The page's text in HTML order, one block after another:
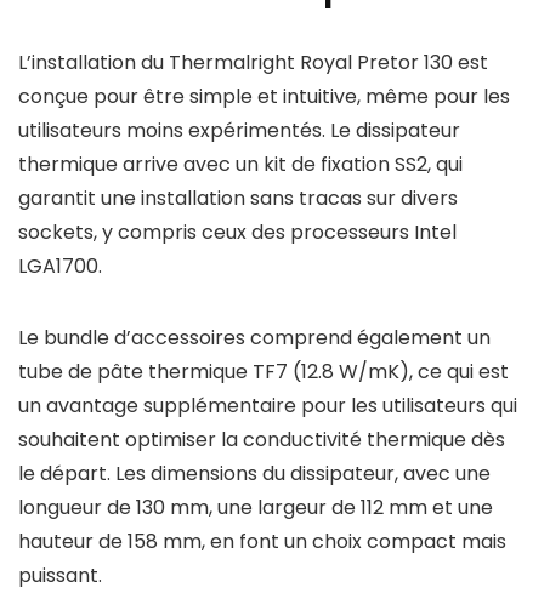
L’installation du Thermalright Royal Pretor 130 est
conçue pour être simple et intuitive, même pour les
utilisateurs moins expérimentés. Le dissipateur
thermique arrive avec un kit de fixation SS2, qui
garantit une installation sans tracas sur divers
sockets, y compris ceux des processeurs Intel
LGA1700.
Le bundle d’accessoires comprend également un
tube de pâte thermique TF7 (12.8 W/mK), ce qui est
un avantage supplémentaire pour les utilisateurs qui
souhaitent optimiser la conductivité thermique dès
le départ. Les dimensions du dissipateur, avec une
longueur de 130 mm, une largeur de 112 mm et une
hauteur de 158 mm, en font un choix compact mais
puissant.